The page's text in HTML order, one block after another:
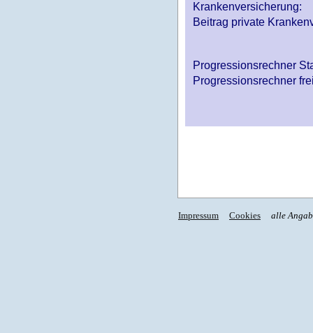
Krankenversicherung:
Beitrag private
Progressionsrechner
Progressionsrechner
Impressum Cookies alle